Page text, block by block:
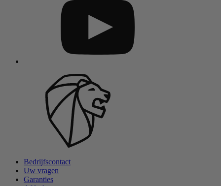
Bedrijfscontact
Uw vragen
Garanties